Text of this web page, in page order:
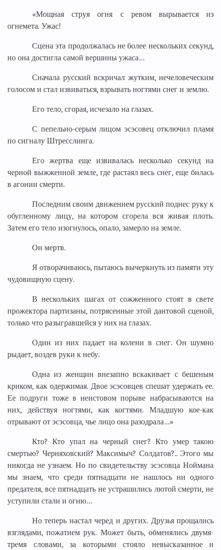
«Мощная струя огня с ревом вырывается из
огнемета. Ужас!
Сцена эта продолжалась не более нескольких секунд,
но она достигла самой вершины ужаса…
Сначала русский вскричал жутким, нечеловеческим
голосом и стал извиваться, взрывать ногтями снег и землю.
Его тело, сгорая, исчезало на глазах.
С пепельно-серым лицом эсэсовец отключил пламя
по сигналу Штресслинга.
Его жертва еще извивалась несколько секунд на
черной выжженной земле, где растаял весь снег, еще билась
в агонии смерти.
Последним своим движением русский поднес руку к
обугленному лицу, на котором сгорела вся живая плоть.
Затем его тело изогнулось, опало, замерло на земле.
Он мертв.
Я отворачиваюсь, пытаюсь вычеркнуть из памяти эту
чудовищную сцену.
В нескольких шагах от сожженного стоят в свете
прожектора партизаны, потрясенные этой дантовой сценой,
только что разыгравшейся у них на глазах.
Один из них падает на колени в снег. Он шумно
рыдает, воздев руки к небу.
Одна из женщин внезапно вскакивает с бешеным
криком, как одержимая. Двое эсэсовцев спешат удержать ее.
Ее подруги тоже в неистовом порыве набрасываются на
них, действуя ногтями, как когтями. Младшую кое-как
отрывают от эсэсовца, чье лицо она разодрала…»
Кто? Кто упал на черный снег? Кто умер такою
смертью? Черняховский? Максимыч? Солдатов?.. Этого мы
никогда не узнаем. Но по свидетельству эсэсовца Ноймана
мы знаем, что среди пятнадцати не нашлось ни одного
предателя, все пятнадцать не устрашились лютой смерти, не
уступили стали и огню…
Но теперь настал черед и других. Друзья прощались
взглядами, пожатием рук. Может быть, обменялись двумя-
тремя словами, за которыми стояло невысказанное и